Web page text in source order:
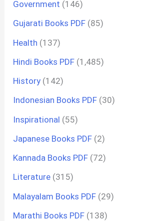
Government (146)
Gujarati Books PDF (85)
Health (137)
Hindi Books PDF (1,485)
History (142)
Indonesian Books PDF (30)
Inspirational (55)
Japanese Books PDF (2)
Kannada Books PDF (72)
Literature (315)
Malayalam Books PDF (29)
Marathi Books PDF (138)